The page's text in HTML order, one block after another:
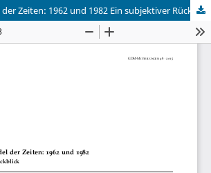
Zeiten: 1962 und 1982 Ein subjektiver Rückblick